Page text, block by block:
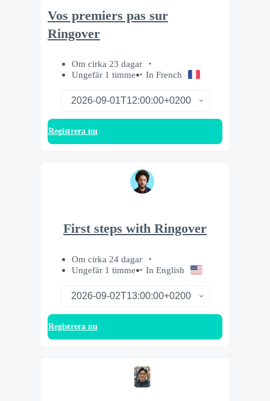
Vos premiers pas sur
Ringover
Om cirka 23 dagar
Ungefär 1 timme
In French
Registrera nu
First steps with Ringover
Om cirka 24 dagar
Ungefär 1 timme
In English
Registrera nu